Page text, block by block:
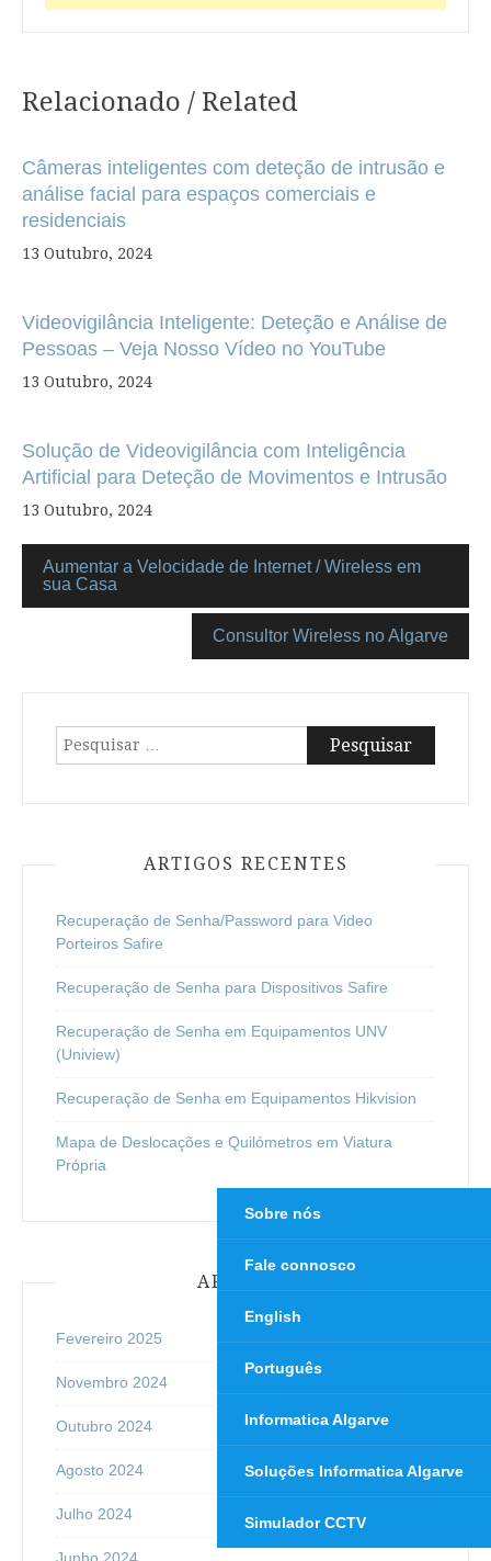
Relacionado / Related
Câmeras inteligentes com deteção de intrusão e
análise facial para espaços comerciais e
residenciais
13 Outubro, 2024
Videovigilância Inteligente: Deteção e Análise de
Pessoas – Veja Nosso Vídeo no YouTube
13 Outubro, 2024
Solução de Videovigilância com Inteligência
Artificial para Deteção de Movimentos e Intrusão
13 Outubro, 2024
de
artigos
Aumentar a Velocidade de Internet / Wireless em
sua Casa
Consultor Wireless no Algarve
Pesquisar
por:
ARTIGOS RECENTES
Recuperação de Senha/Password para Video
Porteiros Safire
Recuperação de Senha para Dispositivos Safire
Recuperação de Senha em Equipamentos UNV
(Uniview)
Recuperação de Senha em Equipamentos Hikvision
Mapa de Deslocações e Quilómetros em Viatura
Própria
ARQUIVO
Fevereiro 2025
Novembro 2024
Outubro 2024
Agosto 2024
Julho 2024
Sobre nós
Fale connosco
English
Português
Informatica Algarve
Soluções Informatica Algarve
Simulador CCTV